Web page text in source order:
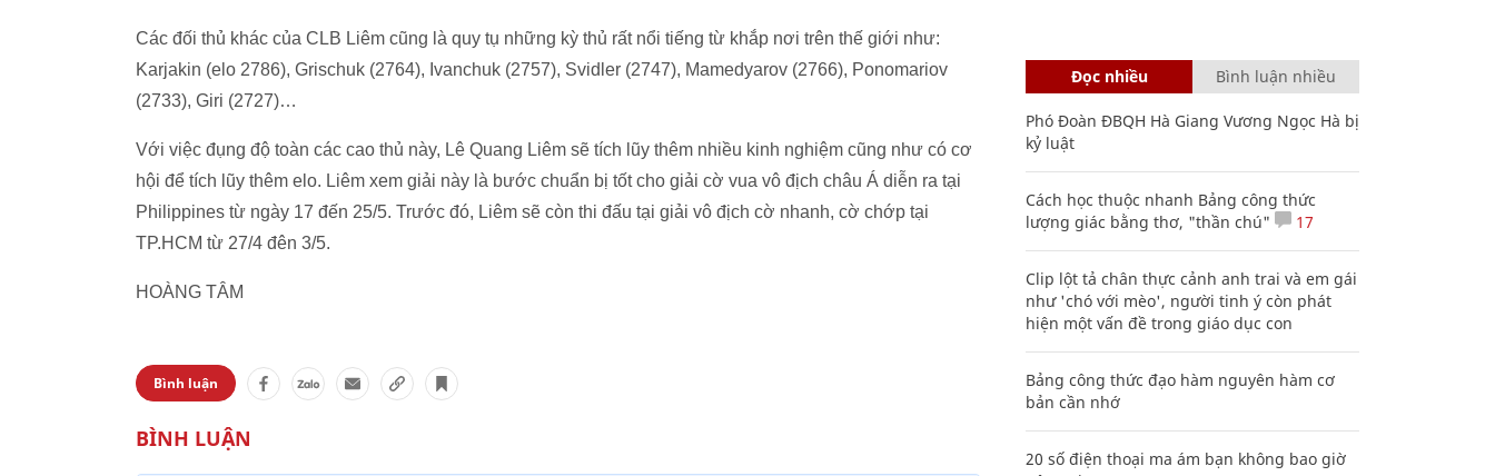
Các đối thủ khác của CLB Liêm cũng là quy tụ những kỳ thủ rất nổi tiếng từ khắp nơi trên thế giới như:
Karjakin (elo 2786), Grischuk (2764), Ivanchuk (2757), Svidler (2747), Mamedyarov (2766), Ponomariov
(2733), Giri (2727)…
Với việc đụng độ toàn các cao thủ này, Lê Quang Liêm sẽ tích lũy thêm nhiều kinh nghiệm cũng như có cơ
hội để tích lũy thêm elo. Liêm xem giải này là bước chuẩn bị tốt cho giải cờ vua vô địch châu Á diễn ra tại
Philippines từ ngày 17 đến 25/5. Trước đó, Liêm sẽ còn thi đấu tại giải vô địch cờ nhanh, cờ chớp tại
TP.HCM từ 27/4 đên 3/5.
HOÀNG TÂM
Bình luận
Đọc nhiều Bình luận nhiều
Phó Đoàn ĐBQH Hà Giang Vương Ngọc Hà bị
kỷ luật
Cách học thuộc nhanh Bảng công thức
lượng giác bằng thơ, "thần chú"
17
Clip lột tả chân thực cảnh anh trai và em gái
như 'chó với mèo', người tinh ý còn phát
hiện một vấn đề trong giáo dục con
Bảng công thức đạo hàm nguyên hàm cơ
bản cần nhớ
20 số điện thoại ma ám bạn không bao giờ